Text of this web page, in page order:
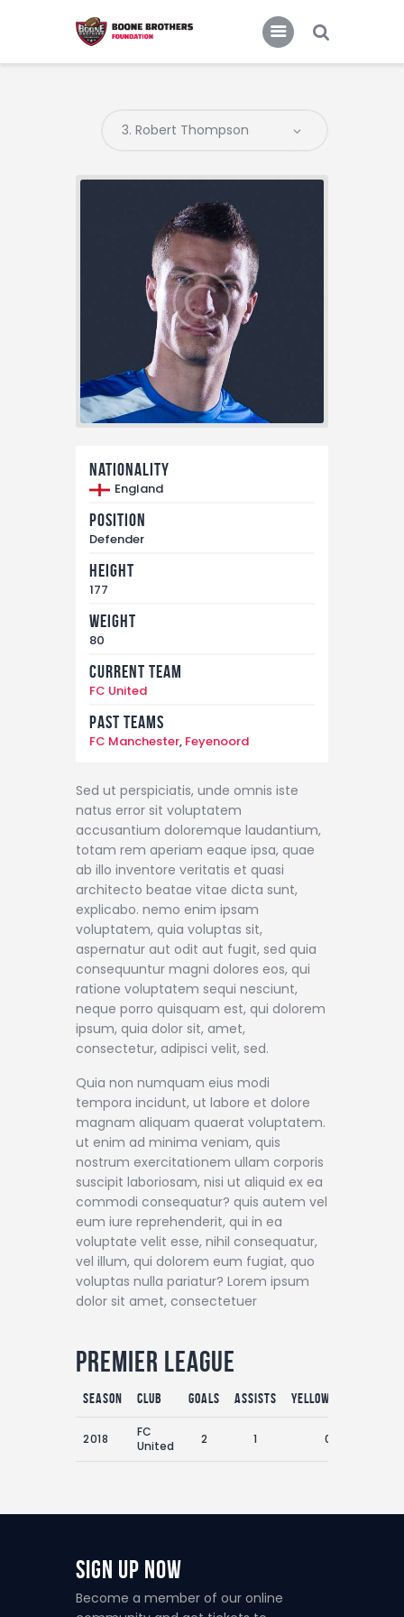
Home
Features
Nationality
England
Position
Defender
Height
177
Weight
80
Current Team
FC United
Past Teams
FC Manchester, Feyenoord
Sed ut perspiciatis, unde omnis iste
natus error sit voluptatem
accusantium doloremque laudantium,
totam rem aperiam eaque ipsa, quae
ab illo inventore veritatis et quasi
architecto beatae vitae dicta sunt,
explicabo. nemo enim ipsam
voluptatem, quia voluptas sit,
aspernatur aut odit aut fugit, sed quia
consequuntur magni dolores eos, qui
ratione voluptatem sequi nesciunt,
neque porro quisquam est, qui dolorem
ipsum, quia dolor sit, amet,
consectetur, adipisci velit, sed.
Quia non numquam eius modi
tempora incidunt, ut labore et dolore
magnam aliquam quaerat voluptatem.
ut enim ad minima veniam, quis
nostrum exercitationem ullam corporis
suscipit laboriosam, nisi ut aliquid ex ea
commodi consequatur? quis autem vel
eum iure reprehenderit, qui in ea
voluptate velit esse, nihil consequatur,
vel illum, qui dolorem eum fugiat, quo
voluptas nulla pariatur? Lorem ipsum
dolor sit amet, consectetuer
Premier League
Season Club Goals Assists Yellow Cards
2018
FC
United
2 1 0
Sign Up Now
Become a member of our online